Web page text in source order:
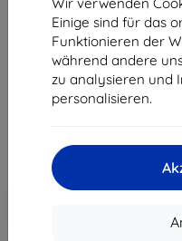
Einige sind für das
Funktionieren der
während andere
zu analysieren und
personalisieren.
3MK ARC+ Fullscreen
Geeignet für: Xiaomi Poco
11,90 €
10,71 €
ohne MWSt9,00 €
Rabatt mit